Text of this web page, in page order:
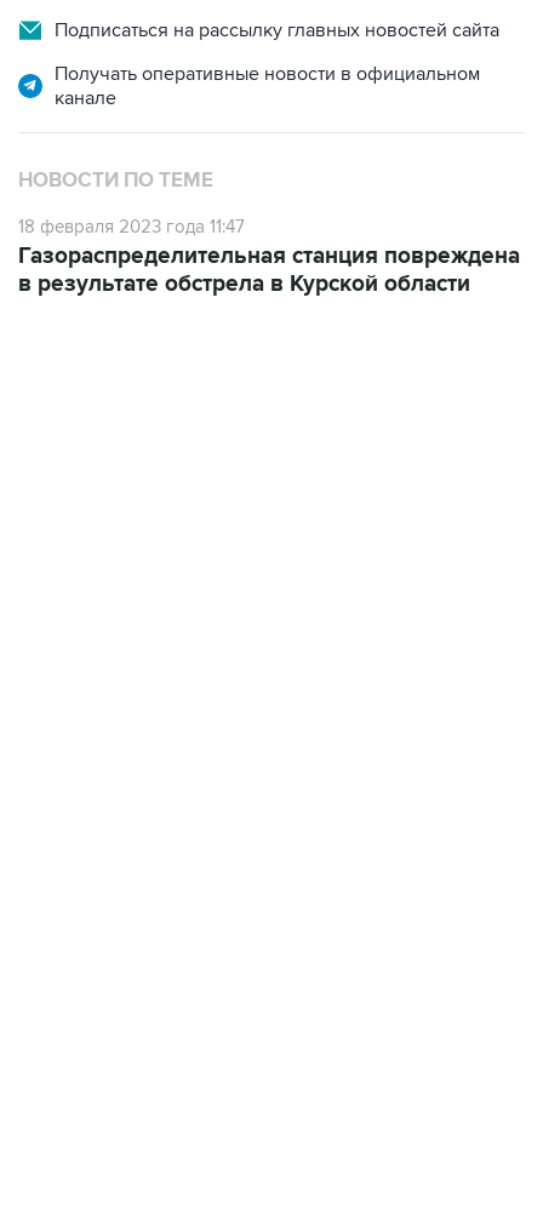
Подписаться на рассылку главных новостей сайта
Получать оперативные новости в официальном
канале
НОВОСТИ ПО ТЕМЕ
18 февраля 2023 года 11:47
Газораспределительная станция повреждена
в результате обстрела в Курской области